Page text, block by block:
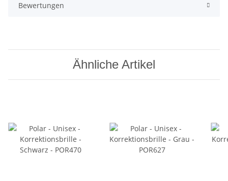
Bewertungen
Ähnliche Artikel